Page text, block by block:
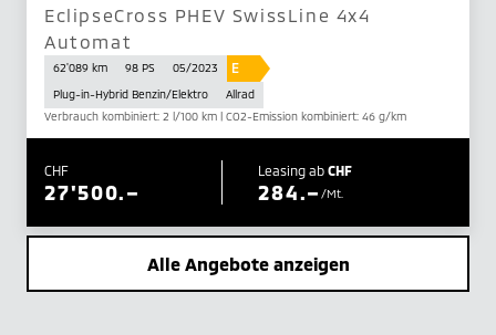
EclipseCross PHEV SwissLine 4x4
Automat
62'089 km 98 PS 05/2023 E
Plug-in-Hybrid Benzin/Elektro
Allrad
Verbrauch kombiniert: 2 l/100 km | CO2-Emission kombiniert: 46 g/km
CHF
27'500.–
Leasing abCHF
284.–/Mt.
Alle Angebote anzeigen